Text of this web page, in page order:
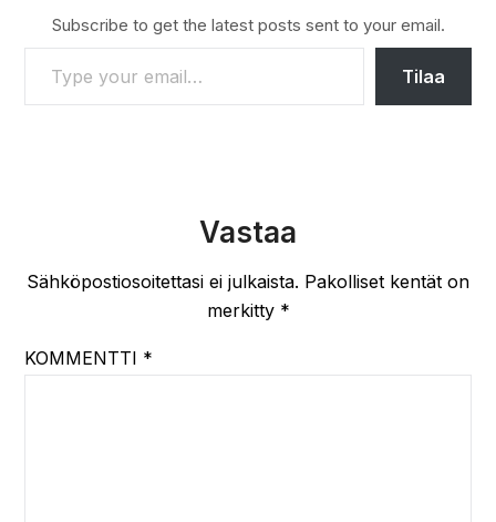
Subscribe to get the latest posts sent to your email.
TYPE YOUR EMAIL…
Tilaa
Vastaa
Sähköpostiosoitettasi ei julkaista. Pakolliset kentät on
merkitty *
KOMMENTTI *